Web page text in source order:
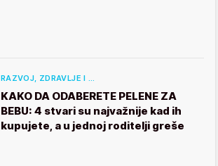
RAZVOJ, ZDRAVLJE I …
KAKO DA ODABERETE PELENE ZA
BEBU: 4 stvari su najvažnije kad ih
kupujete, a u jednoj roditelji greše